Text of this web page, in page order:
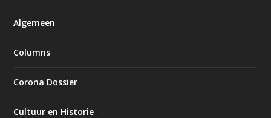
Algemeen
Columns
Corona Dossier
Cultuur en Historie